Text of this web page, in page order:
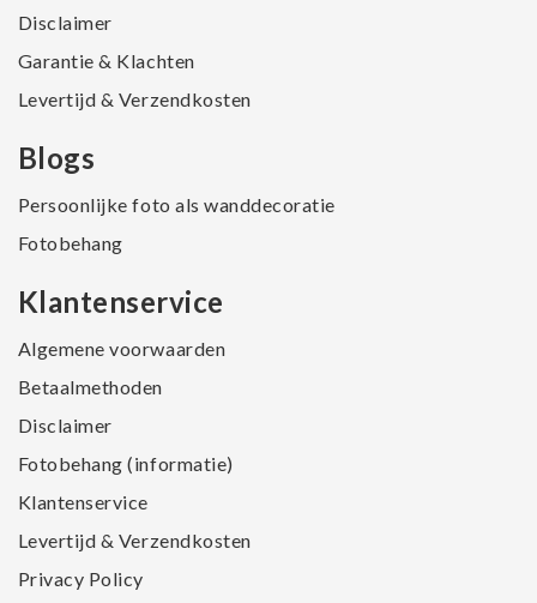
Disclaimer
Garantie & Klachten
Levertijd & Verzendkosten
Blogs
Persoonlijke foto als wanddecoratie
Fotobehang
Klantenservice
Algemene voorwaarden
Betaalmethoden
Disclaimer
Fotobehang (informatie)
Klantenservice
Levertijd & Verzendkosten
Privacy Policy